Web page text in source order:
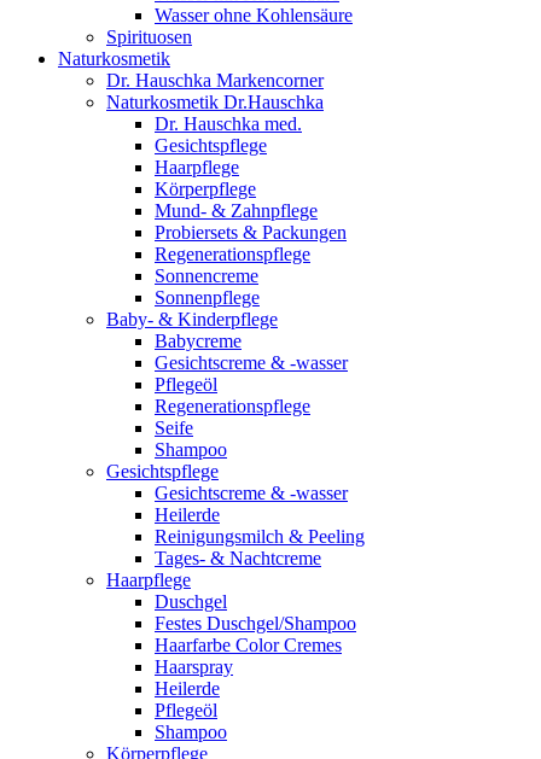
Wasser ohne Kohlensäure
Spirituosen
Naturkosmetik
Dr. Hauschka Markencorner
Naturkosmetik Dr.Hauschka
Dr. Hauschka med.
Gesichtspflege
Haarpflege
Körperpflege
Mund- & Zahnpflege
Probiersets & Packungen
Regenerationspflege
Sonnencreme
Sonnenpflege
Baby- & Kinderpflege
Babycreme
Gesichtscreme & -wasser
Pflegeöl
Regenerationspflege
Seife
Shampoo
Gesichtspflege
Gesichtscreme & -wasser
Heilerde
Reinigungsmilch & Peeling
Tages- & Nachtcreme
Haarpflege
Duschgel
Festes Duschgel/Shampoo
Haarfarbe Color Cremes
Haarspray
Heilerde
Pflegeöl
Shampoo
Körperpflege